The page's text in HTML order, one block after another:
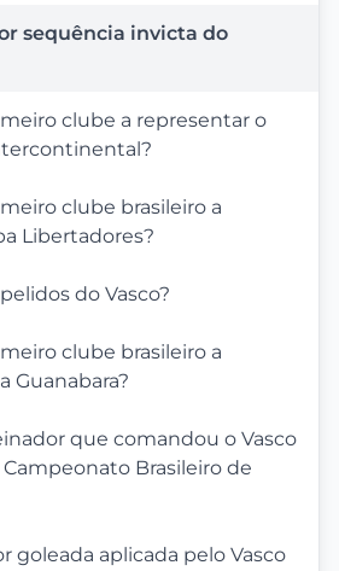
sequência invicta do
clube a representar o
clube brasileiro a
Libertadores?
do Vasco?
clube brasileiro a
Guanabara?
que comandou o Vasco
Brasileiro de
goleada aplicada pelo Vasco